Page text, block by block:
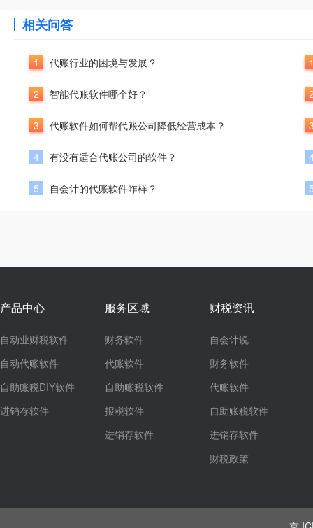
相关问答
1 代账行业的困境与发展？
2 智能代账软件哪个好？
3 代账软件如何帮代账公司降低经营成本？
4 有没有适合代账公司的软件？
5 自会计的代账软件咋样？
产品中心
自动业财税软件
自动代账软件
自助账税DIY软件
进销存软件
服务区域
财务软件
代账软件
自助账税软件
报税软件
进销存软件
财税资讯
自会计说
财务软件
代账软件
自助账税软件
进销存软件
财税政策